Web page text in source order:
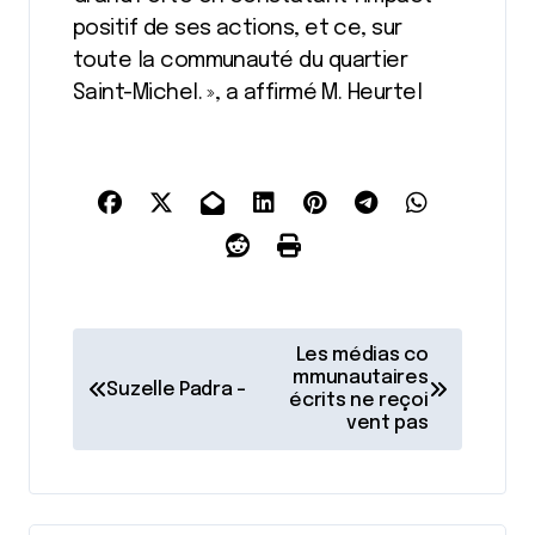
positif de ses actions, et ce, sur
toute la communauté du quartier
Saint-Michel. », a affirmé M. Heurtel
g
Suzelle Padra –
Les médias co
mmunautaires
écrits ne reçoi
vent pas